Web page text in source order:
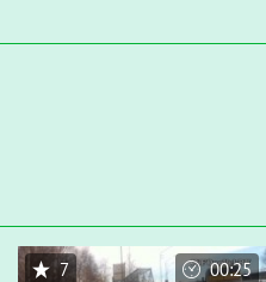
7 00:25